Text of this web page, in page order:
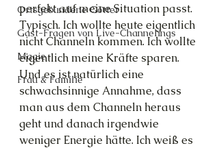
Ortsgebundene Götter
Gast-Fragen von Live-Channelings
Magie
Frau & Familie
perfekt auf meine Situation passt.
Typisch. Ich wollte heute eigentlich
nicht Channeln kommen. Ich wollte
eigentlich meine Kräfte sparen.
Und es ist natürlich eine
schwachsinnige Annahme, dass
man aus dem Channeln heraus
geht und danach irgendwie
weniger Energie hätte. Ich weiß es